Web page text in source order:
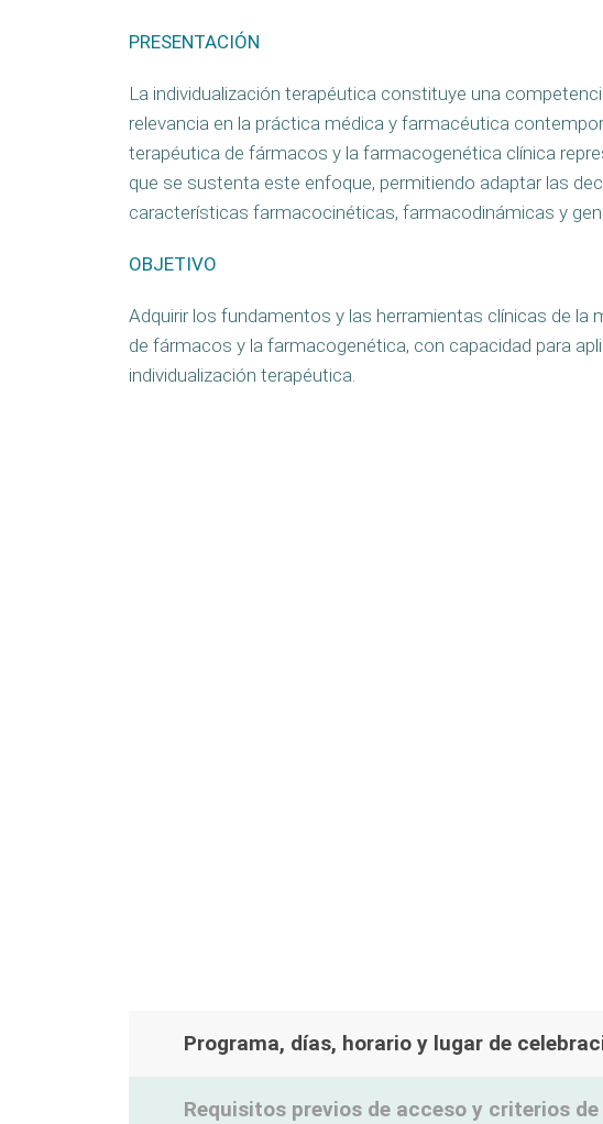
PRESENTACIÓN
La individualización terapéutica constituye una
relevancia en la práctica médica y farmacéutica
terapéutica de fármacos y la farmacogenética clínica
que se sustenta este enfoque, permitiendo adaptar las
características farmacocinéticas, farmacodinámicas y
OBJETIVO
Adquirir los fundamentos y las herramientas clínicas de la
de fármacos y la farmacogenética, con capacidad para
individualización terapéutica.
Programa, días, horario y lugar de
Requisitos previos de acceso y criterios